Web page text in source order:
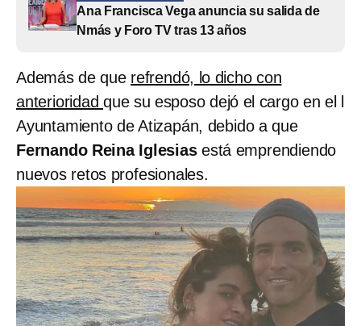
Ana Francisca Vega anuncia su salida de
Nmás y Foro TV tras 13 años
Además de que refrendó, lo dicho con
anterioridadque su esposo dejó el cargo en el l
Ayuntamiento de Atizapán, debido a que
Fernando Reina Iglesias está emprendiendo
nuevos retos profesionales.